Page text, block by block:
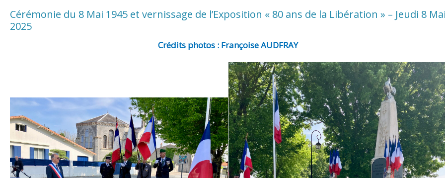
Cérémonie du 8 Mai 1945 et vernissage de l’Exposition « 80 ans de la Libération » – Jeudi 8
2025
Crédits photos : Françoise AUDFRAY